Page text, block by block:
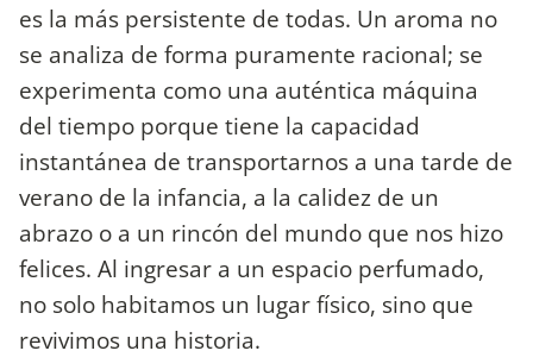
es la más persistente de todas. Un aroma no
se analiza de forma puramente racional; se
experimenta como una auténtica máquina
del tiempo porque tiene la capacidad
instantánea de transportarnos a una tarde de
verano de la infancia, a la calidez de un
abrazo o a un rincón del mundo que nos hizo
felices. Al ingresar a un espacio perfumado,
no solo habitamos un lugar físico, sino que
revivimos una historia.